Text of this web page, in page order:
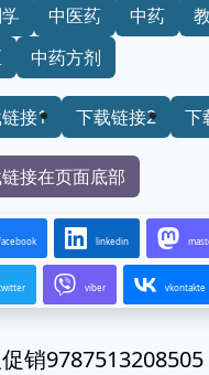
中医药 中药
中药方剂
接1 下载链接2 下
接在页面底部
linkedin
viber vkontakte
销